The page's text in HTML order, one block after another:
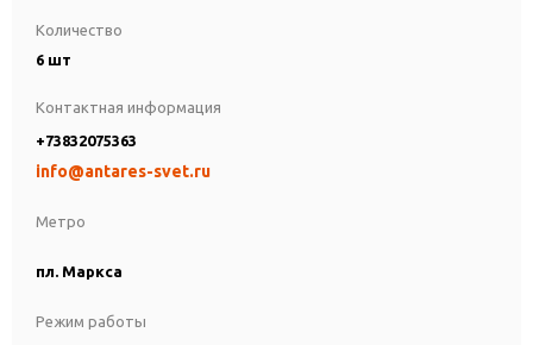
Количество
6 шт
Метро
пл. Маркса
Контактная информация
+73832075363
info@antares-svet.ru
Режим работы